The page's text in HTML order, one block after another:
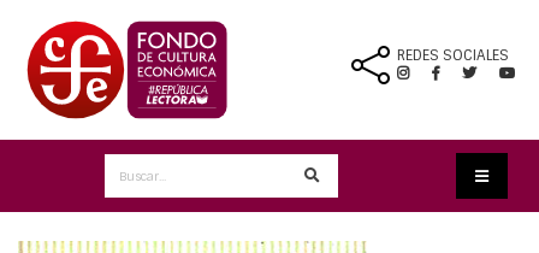
REDES SOCIALES